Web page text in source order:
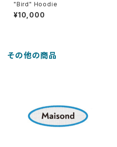
"Bird" Hoodie
¥10,000
その他の商品